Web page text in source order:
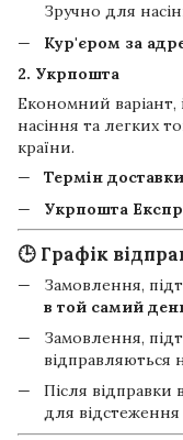
Зручно для
Кур'єром за
2. Укрпошта
Економний варіант,
насіння та легких
країни.
Термін
Укрпошта
🕒 Графік
Замовлення,
в той самий
Замовлення,
відправляються
Після
для